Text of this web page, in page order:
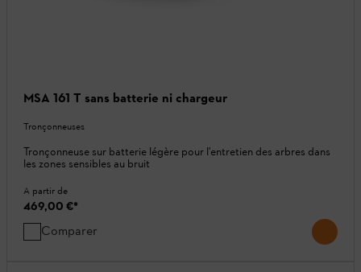
MSA 161 T sans batterie ni chargeur
Tronçonneuses
Tronçonneuse sur batterie légère pour l'entretien des arbres dans
les zones sensibles au bruit
A partir de
469,00 €*
Comparer